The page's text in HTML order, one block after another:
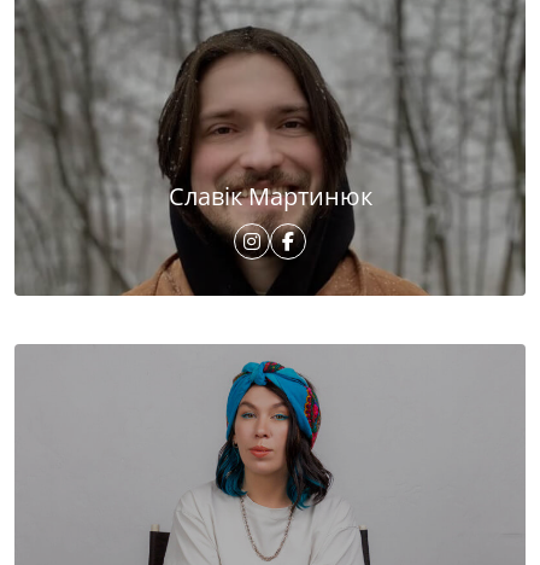
Славік Мартинюк